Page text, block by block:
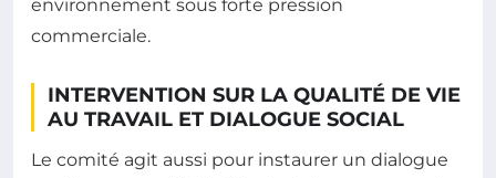
environnement sous forte pression
commerciale.
INTERVENTION SUR LA QUALITÉ DE VIE
AU TRAVAIL ET DIALOGUE SOCIAL
Le comité agit aussi pour instaurer un dialogue